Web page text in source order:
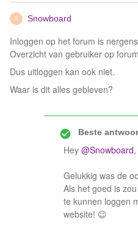
S Snowboard
Inloggen op het forum is
Overzicht van gebruiker op
Dus uitloggen kan ook niet.
Waar is dit alles gebleven?
Beste
Hey @Snowboard,
Gelukkig was de
Als het goed is
te kunnen loggen
website! 😉